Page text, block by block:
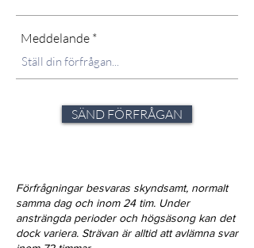
Meddelande
SÄND FÖRFRÅGAN
Förfrågningar besvaras skyndsamt, normalt
samma dag och inom 24 tim. Under
ansträngda perioder och högsäsong kan det
dock variera. Strävan är alltid att avlämna svar